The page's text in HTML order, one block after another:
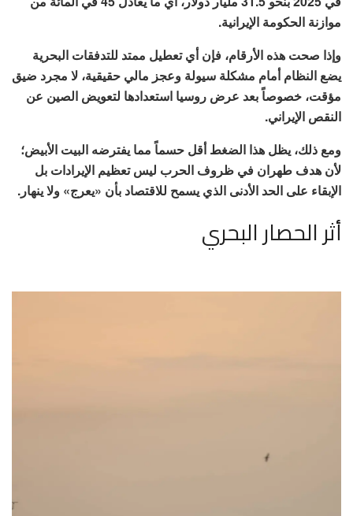
موازنة الحكومة الإيرانية.
وإذا صحت هذه الأرقام، فإن أي تعطيل ممتد للتدفقات البحرية
يضع النظام أمام مشكلة سيولة وعجز مالي حقيقية، لا مجرد ضيق
مؤقت، خصوصاً بعد عرض روسيا استعدادها لتعويض الصين عن
النقص الإيراني.
ومع ذلك، يظل هذا الضغط أقل حسماً مما يفترضه البيت الأبيض؛
لأن هدف طهران في ظروف الحرب ليس تعظيم الإيرادات بل
الإبقاء على الحد الأدنى الذي يسمح للاقتصاد بأن «يعرج» ولا ينهار.
أثر الحصار البحري